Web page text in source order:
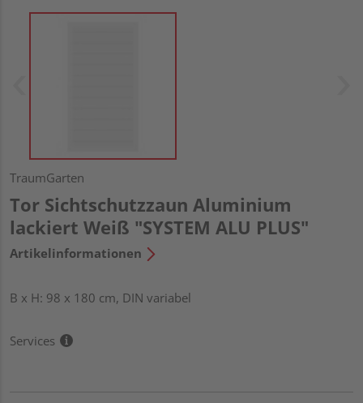
TraumGarten
Tor Sichtschutzzaun Aluminium
lackiert Weiß "SYSTEM ALU PLUS"
Artikelinformationen
B x H: 98 x 180 cm, DIN variabel
Services